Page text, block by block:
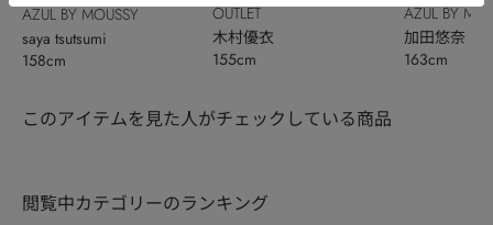
AZUL BY MOUSSY
saya tsutsumi
158cm
OUTLET
木村優衣
155cm
AZUL BY
加田悠奈
163cm
このアイテムを見た人がチェックしている商品
閲覧中カテゴリーのランキング